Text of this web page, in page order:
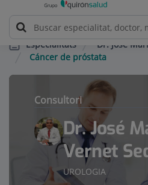
Especialitats
Dr. José
Cáncer de próstata
Consultori
Dr. José
Vernet
UROLOGIA